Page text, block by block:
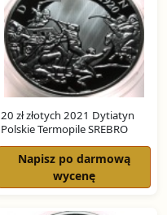
20 zł złotych 2021 Dytiatyn
Polskie Termopile SREBRO
Napisz po darmową
wycenę